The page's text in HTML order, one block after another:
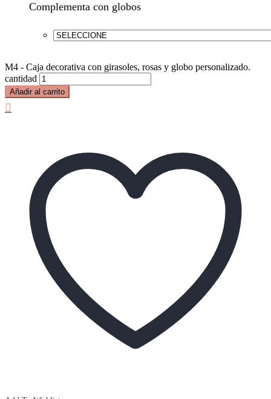
Complementa con globos
M4 - Caja decorativa con girasoles, rosas y globo personalizado.
cantidad
Añadir al carrito